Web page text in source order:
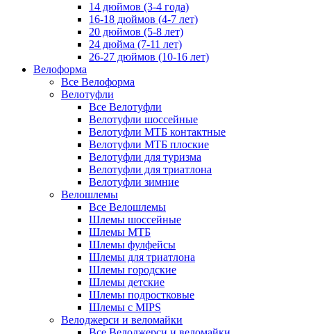
14 дюймов (3-4 года)
16-18 дюймов (4-7 лет)
20 дюймов (5-8 лет)
24 дюйма (7-11 лет)
26-27 дюймов (10-16 лет)
Велоформа
Все Велоформа
Велотуфли
Все Велотуфли
Велотуфли шоссейные
Велотуфли МТБ контактные
Велотуфли МТБ плоские
Велотуфли для туризма
Велотуфли для триатлона
Велотуфли зимние
Велошлемы
Все Велошлемы
Шлемы шоссейные
Шлемы МТБ
Шлемы фулфейсы
Шлемы для триатлона
Шлемы городские
Шлемы детские
Шлемы подростковые
Шлемы с MIPS
Велоджерси и веломайки